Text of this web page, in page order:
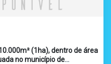
(1ha), dentro de área
no município de